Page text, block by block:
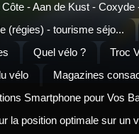
- Aan de Kust - Coxyde
(régies) - tourisme séjo...
Quel vélo ?
Troc
vélo
Magazines
Smartphone pour Vos
la position optimale sur un